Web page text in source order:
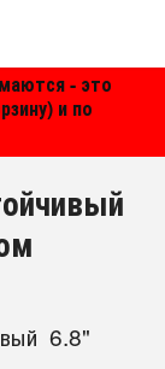
- это
и по
6.8"